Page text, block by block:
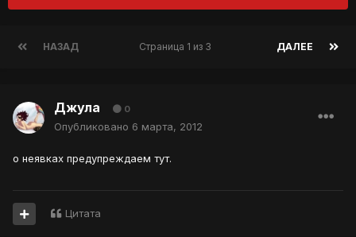
НАЗАД ДАЛЕЕ
Страница 1 из 3
Джула 0
Опубликовано 6 марта, 2012
о неявках предупреждаем тут.
Цитата